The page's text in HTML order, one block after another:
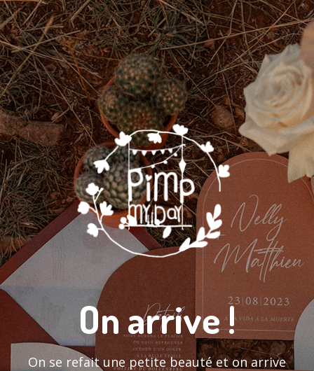
On arrive !
On se refait une petite beauté et on arrive